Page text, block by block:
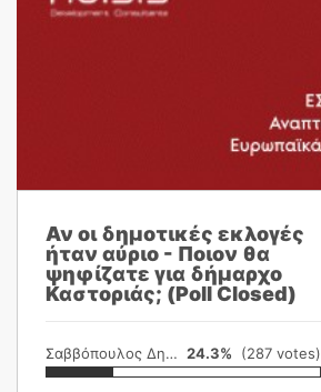
Αν οι δημοτικές εκλογές
ήταν αύριο - Ποιον θα
ψηφίζατε για δήμαρχο
Καστοριάς; (Poll Closed)
Σαββόπουλος Δημήτρης 24.3% (287 votes)